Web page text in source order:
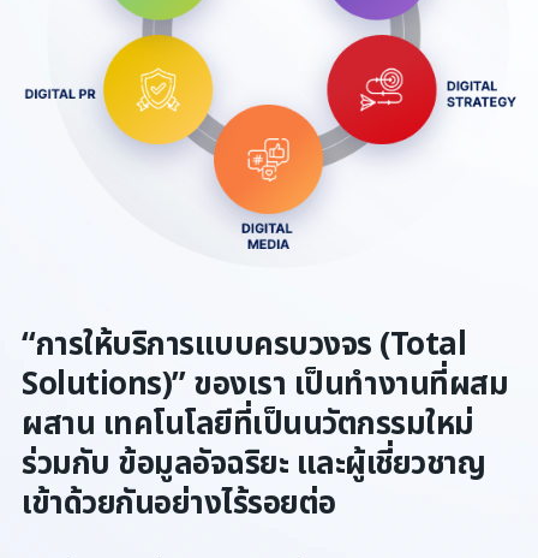
“การให้บริการแบบครบวงจร (Total
Solutions)” ของเรา เป็นทำงานที่ผสม
ผสาน เทคโนโลยีที่เป็นนวัตกรรมใหม่
ร่วมกับ ข้อมูลอัจฉริยะ และผู้เชี่ยวชาญ
เข้าด้วยกันอย่างไร้รอยต่อ